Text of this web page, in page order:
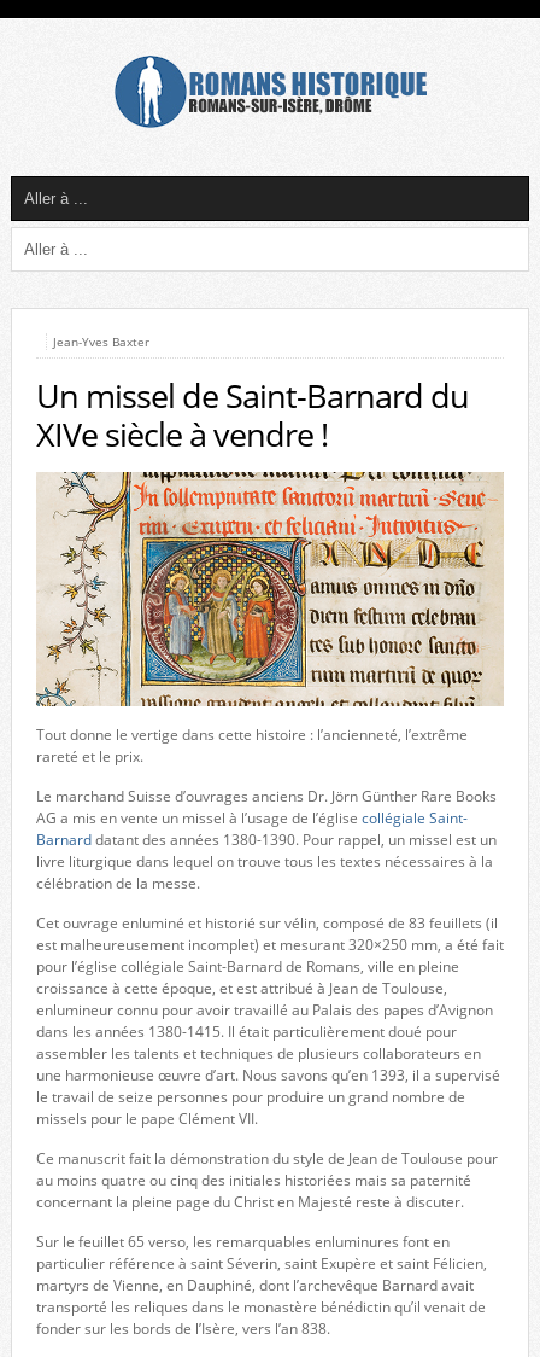
Jean-Yves Baxter
Un missel de Saint-Barnard du
XIVe siècle à vendre !
Tout donne le vertige dans cette histoire : l’ancienneté, l’extrême
rareté et le prix.
Le marchand Suisse d’ouvrages anciens Dr. Jörn Günther Rare Books
AG a mis en vente un missel à l’usage de l’église collégiale Saint-
Barnarddatant des années 1380-1390. Pour rappel, un missel est un
livre liturgique dans lequel on trouve tous les textes nécessaires à la
célébration de la messe.
Cet ouvrage enluminé et historié sur vélin, composé de 83 feuillets (il
est malheureusement incomplet) et mesurant 320×250 mm, a été fait
pour l’église collégiale Saint-Barnard de Romans, ville en pleine
croissance à cette époque, et est attribué à Jean de Toulouse,
enlumineur connu pour avoir travaillé au Palais des papes d’Avignon
dans les années 1380-1415. Il était particulièrement doué pour
assembler les talents et techniques de plusieurs collaborateurs en
une harmonieuse œuvre d’art. Nous savons qu’en 1393, il a supervisé
le travail de seize personnes pour produire un grand nombre de
missels pour le pape Clément VII.
Ce manuscrit fait la démonstration du style de Jean de Toulouse pour
au moins quatre ou cinq des initiales historiées mais sa paternité
concernant la pleine page du Christ en Majesté reste à discuter.
Sur le feuillet 65 verso, les remarquables enluminures font en
particulier référence à saint Séverin, saint Exupère et saint Félicien,
martyrs de Vienne, en Dauphiné, dont l’archevêque Barnard avait
transporté les reliques dans le monastère bénédictin qu’il venait de
fonder sur les bords de l’Isère, vers l’an 838.